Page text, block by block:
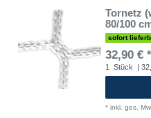
Tornetz
80/100
sofort
32,90 € *
1 Stück |
* inkl. ges.